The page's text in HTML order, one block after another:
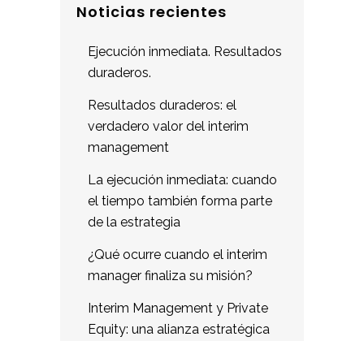
Noticias recientes
Ejecución inmediata. Resultados
duraderos.
Resultados duraderos: el
verdadero valor del interim
management
La ejecución inmediata: cuando
el tiempo también forma parte
de la estrategia
¿Qué ocurre cuando el interim
manager finaliza su misión?
Interim Management y Private
Equity: una alianza estratégica